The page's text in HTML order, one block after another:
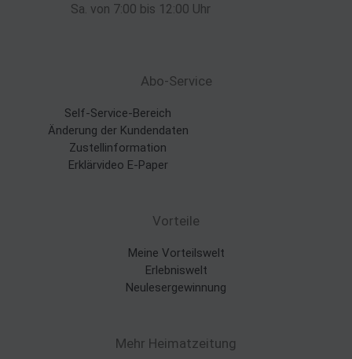
Sa. von 7:00 bis 12:00 Uhr
Abo-Service
Self-Service-Bereich
Änderung der Kundendaten
Zustellinformation
Erklärvideo E-Paper
Vorteile
Meine Vorteilswelt
Erlebniswelt
Neulesergewinnung
Mehr Heimatzeitung